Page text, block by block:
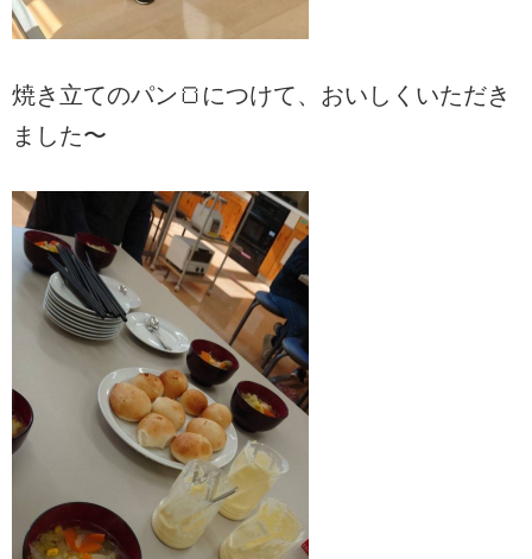
焼き立てのパン🍞につけて、おいしくいただき
ました〜